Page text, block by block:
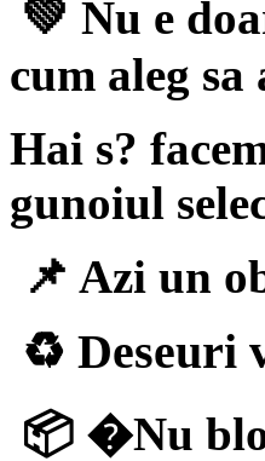
💚 Nu e
cum aleg
Hai s?
gunoiul
📌 Azi un
♻ Deseuri
📦 �Nu